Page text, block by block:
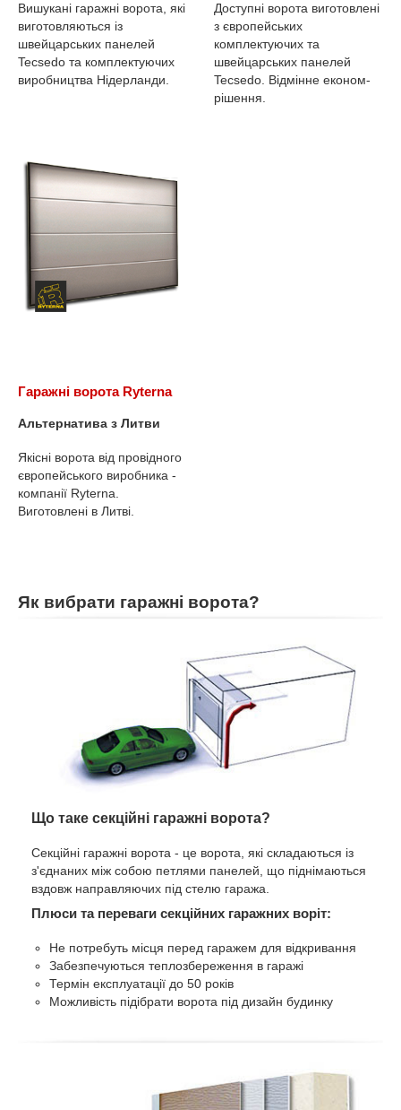
Вишукані гаражні ворота, які
виготовляються із
швейцарських панелей
Tecsedo та комплектуючих
виробництва Нідерланди.
Доступні ворота виготовлені
з європейських
комплектуючих та
швейцарських панелей
Tecsedo. Відмінне економ-
рішення.
Гаражні ворота Ryterna
Альтернатива з Литви
Якісні ворота від провідного
європейського виробника -
компанії Ryterna.
Виготовлені в Литві.
Як вибрати гаражні ворота?
Що таке секційні гаражні ворота?
Секційні гаражні ворота - це ворота, які складаються із
з'єднаних між собою петлями панелей, що піднімаються
вздовж направляючих під стелю гаража.
Плюси та переваги секційних гаражних воріт:
Не потребуть місця перед гаражем для відкривання
Забезпечуються теплозбереження в гаражі
Термін експлуатації до 50 років
Можливість підібрати ворота під дизайн будинку